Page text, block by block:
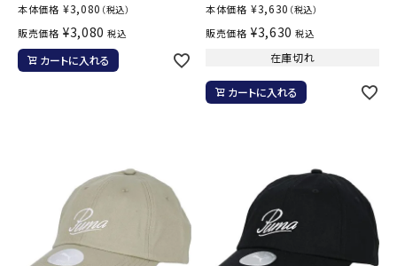
本体価格 ¥3,080 （税込）
販売価格 ¥3,080 税込
カートに入れる
本体価格 ¥3,630 （税込）
販売価格 ¥3,630 税込
在庫切れ
カートに入れる